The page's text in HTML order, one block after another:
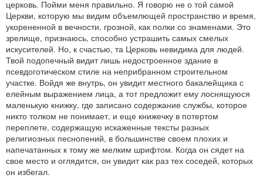
церковь. Пойми меня правильно. Я говорю не о той самой
Церкви, которую мы видим объемлющей пространство и время,
укорененной в вечности, грозной, как полки со знаменами. Это
зрелище, признаюсь, способно устрашить самых смелых
искусителей. Но, к счастью, та Церковь невидима для людей.
Твой подопечный видит лишь недостроенное здание в
псевдоготическом стиле на неприбранном строительном
участке. Войдя же внутрь, он увидит местного бакалейщика с
елейным выражением лица, а тот предложит ему лоснящуюся
маленькую книжку, где записано содержание службы, которое
никто толком не понимает, и еще книжечку в потертом
переплете, содержащую искаженные тексты разных
религиозных песнопений, в большинстве своем плохих и
напечатанных к тому же мелким шрифтом. Когда он сядет на
свое место и оглядится, он увидит как раз тех соседей, которых
он избегал.